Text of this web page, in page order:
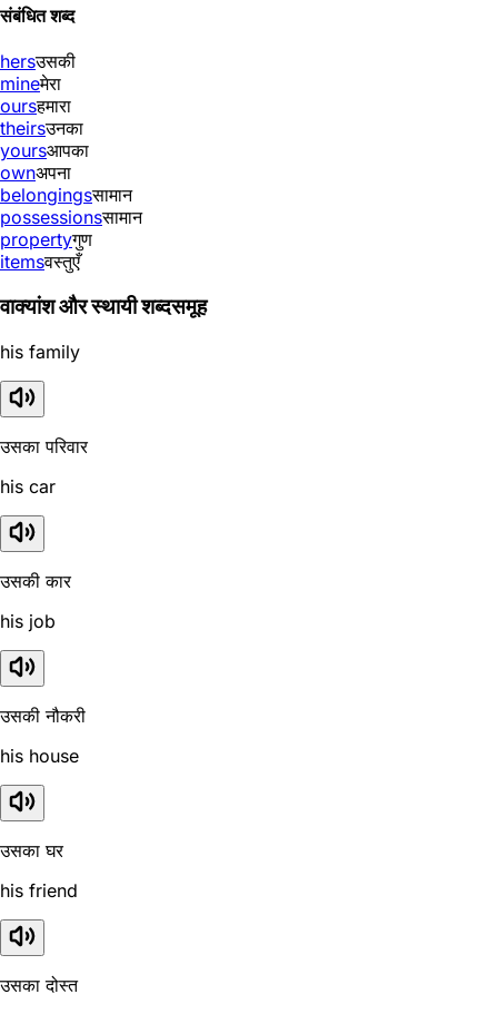
संबंधित शब्द
hersउसकी
mineमेरा
oursहमारा
theirsउनका
yoursआपका
ownअपना
belongingsसामान
possessionsसामान
propertyगुण
itemsवस्तुएँ
वाक्यांश और स्थायी शब्दसमूह
his family
उसका परिवार
his car
उसकी कार
his job
उसकी नौकरी
his house
उसका घर
his friend
उसका दोस्त